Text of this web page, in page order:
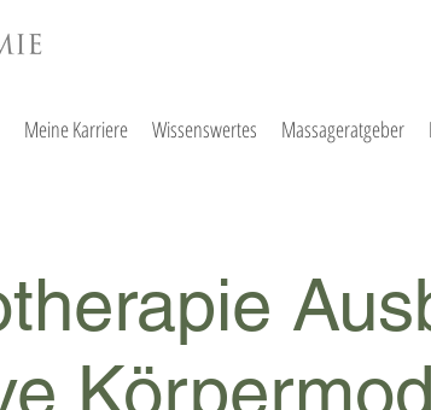
Meine Karriere Wissenswertes Massageratgeber